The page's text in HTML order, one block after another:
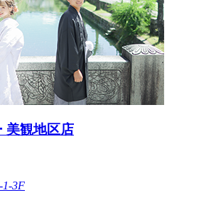
美観地区店
1-3F